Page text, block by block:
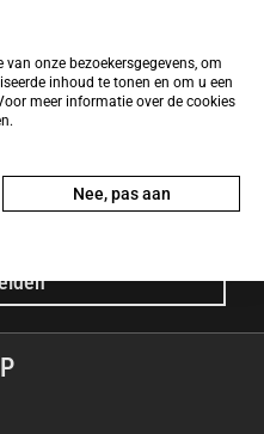
Nieuwsbrief en ontvang het
onze bezoekersgegevens, om
inhoud te tonen en om u een
meer informatie over de cookies
Nee, pas aan